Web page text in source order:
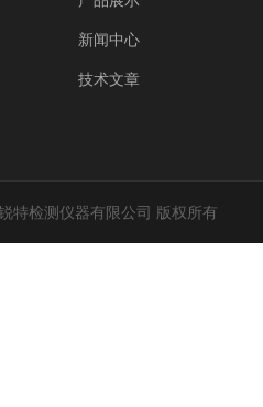
新闻中心
技术文章
特检测仪器有限公司 版权所有